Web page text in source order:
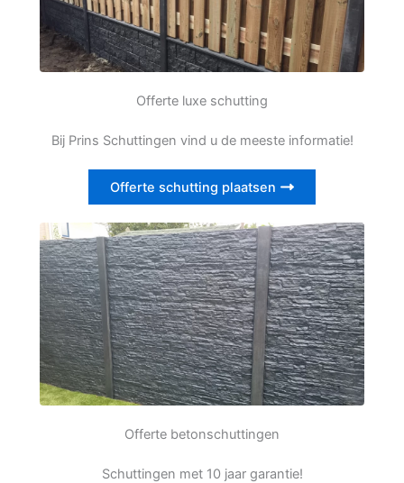
Offerte luxe schutting
Bij Prins Schuttingen vind u de meeste informatie!
Offerte schutting plaatsen
Offerte betonschuttingen
Schuttingen met 10 jaar garantie!